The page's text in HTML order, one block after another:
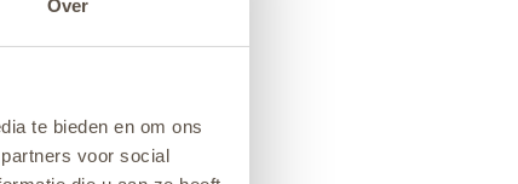
Over
te bieden en om ons
voor social